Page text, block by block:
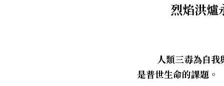
――烈焰洪
是普世生命的課題。